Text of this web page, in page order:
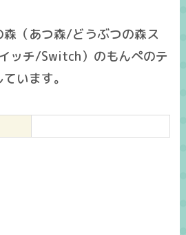
（あつ森/どうぶつの森ス
ッチ/Switch）のもんぺのテ
います。